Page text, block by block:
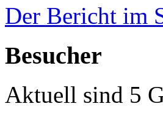
Der Bericht im
Besucher
Aktuell sind 5